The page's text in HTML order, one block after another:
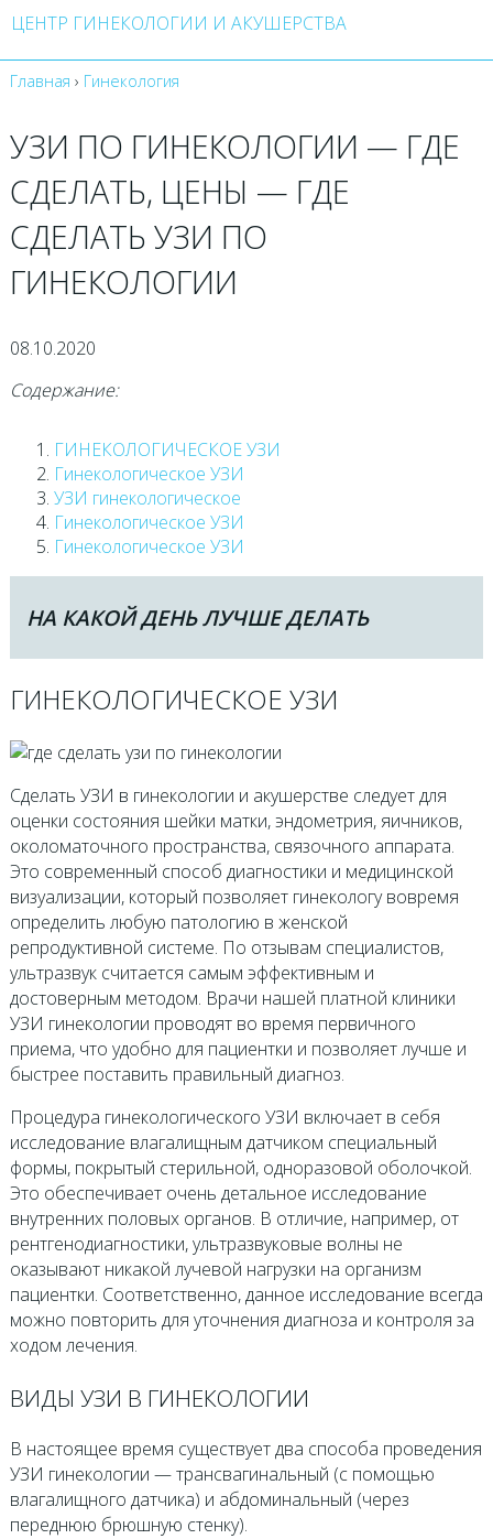
ЦЕНТР ГИНЕКОЛОГИИ И АКУШЕРСТВА
Главная › Гинекология
УЗИ ПО ГИНЕКОЛОГИИ — ГДЕ
СДЕЛАТЬ, ЦЕНЫ — ГДЕ
СДЕЛАТЬ УЗИ ПО
ГИНЕКОЛОГИИ
08.10.2020
Содержание:
ГИНЕКОЛОГИЧЕСКОЕ УЗИ
Гинекологическое УЗИ
УЗИ гинекологическое
Гинекологическое УЗИ
Гинекологическое УЗИ
НА КАКОЙ ДЕНЬ ЛУЧШЕ ДЕЛАТЬ
ГИНЕКОЛОГИЧЕСКОЕ УЗИ
Сделать УЗИ в гинекологии и акушерстве следует для
оценки состояния шейки матки, эндометрия, яичников,
околоматочного пространства, связочного аппарата.
Это современный способ диагностики и медицинской
визуализации, который позволяет гинекологу вовремя
определить любую патологию в женской
репродуктивной системе. По отзывам специалистов,
ультразвук считается самым эффективным и
достоверным методом. Врачи нашей платной клиники
УЗИ гинекологии проводят во время первичного
приема, что удобно для пациентки и позволяет лучше и
быстрее поставить правильный диагноз.
Процедура гинекологического УЗИ включает в себя
исследование влагалищным датчиком специальный
формы, покрытый стерильной, одноразовой оболочкой.
Это обеспечивает очень детальное исследование
внутренних половых органов. В отличие, например, от
рентгенодиагностики, ультразвуковые волны не
оказывают никакой лучевой нагрузки на организм
пациентки. Соответственно, данное исследование всегда
можно повторить для уточнения диагноза и контроля за
ходом лечения.
ВИДЫ УЗИ В ГИНЕКОЛОГИИ
В настоящее время существует два способа проведения
УЗИ гинекологии — трансвагинальный (с помощью
влагалищного датчика) и абдоминальный (через
переднюю брюшную стенку).